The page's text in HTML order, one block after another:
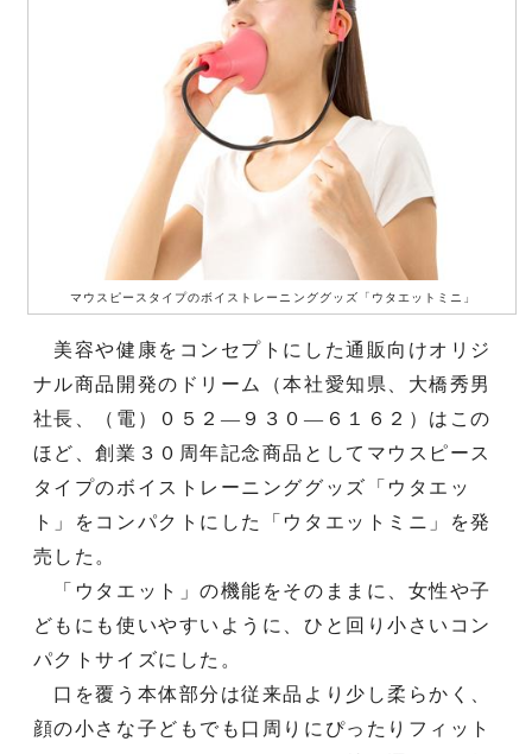
マウスピースタイプのボイストレーニンググッズ「ウタエットミニ」
美容や健康をコンセプトにした通販向けオリジ
ナル商品開発のドリーム（本社愛知県、大橋秀男
社長、（電）０５２―９３０―６１６２）はこの
ほど、創業３０周年記念商品としてマウスピース
タイプのボイストレーニンググッズ「ウタエッ
ト」をコンパクトにした「ウタエットミニ」を発
売した。
「ウタエット」の機能をそのままに、女性や子
どもにも使いやすいように、ひと回り小さいコン
パクトサイズにした。
口を覆う本体部分は従来品より少し柔らかく、
顔の小さな子どもでも口周りにぴったりフィット